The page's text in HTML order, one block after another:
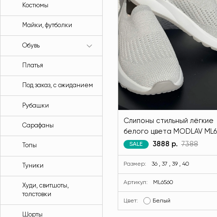
Костюмы
Майки, футболки
Обувь
Платья
Под заказ, с ожиданием
Рубашки
Сарафаны
Топы
Туники
Худи, свитшоты,
толстовки
Шорты
Слипоны стильный лёгкие
белого цвета MODLAV
1
SALE 3888 р. 7388
Размер: 36 , 37 , 39 , 40
Артикул: ML6560
Цвет: Белый